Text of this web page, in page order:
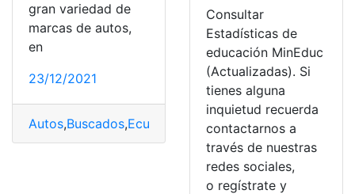
gran variedad de
marcas de autos,
en
23/12/2021
Autos,Buscados,Ecuador Estadísticas,Marcas
Consultar
Estadísticas de
educación MinEduc
(Actualizadas). Si
tienes alguna
inquietud recuerda
contactarnos a
través de nuestras
redes sociales,
o regístrate y